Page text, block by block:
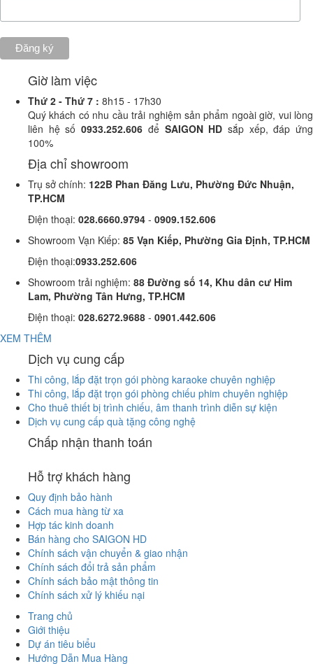
Giờ làm việc
Thứ 2 - Thứ 7 : 8h15 - 17h30
Quý khách có nhu cầu trải nghiệm sản phẩm ngoài giờ, vui lòng
liên hệ số0933.252.606 để SAIGON HD sắp xếp, đáp ứng
100%
Địa chỉ showroom
Trụ sở chính: 122B Phan Đăng Lưu, Phường Đức Nhuận,
TP.HCM
Điện thoại: 028.6660.9794 - 0909.152.606
Showroom Vạn Kiếp: 85 Vạn Kiếp, Phường Gia Định, TP.HCM
Điện thoại:0933.252.606
Showroom trải nghiệm: 88 Đường số 14, Khu dân cư Him
Lam, Phường Tân Hưng, TP.HCM
Điện thoại: 028.6272.9688 - 0901.442.606
XEM THÊM
Dịch vụ cung cấp
Thi công, lắp đặt trọn gói phòng karaoke chuyên nghiệp
Thi công, lắp đặt trọn gói phòng chiếu phim chuyên nghiệp
Cho thuê thiết bị trình chiếu, âm thanh trình diễn sự kiện
Dịch vụ cung cấp quà tặng công nghệ
Chấp nhận thanh toán
Hỗ trợ khách hàng
Quy định bảo hành
Cách mua hàng từ xa
Hợp tác kinh doanh
Bán hàng cho SAIGON HD
Chính sách vận chuyển & giao nhận
Chính sách đổi trả sản phẩm
Chính sách bảo mật thông tin
Chính sách xử lý khiếu nại
Trang chủ
Giới thiệu
Dự án tiêu biểu
Hướng Dẫn Mua Hàng